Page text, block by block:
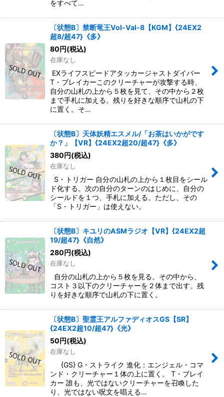
をすべて…
〔状態B〕禁断竜王Vol-Val-8【KGM】{24EX2
超8/超47}《多》
80 円(税込)
在庫なし
EXライフスピードアタッカージャストダイバー
T・ブレイカーこのクリーチャーが攻撃する時、
自分の山札の上から５枚を見て、その中から２枚
まで手札に加える。残りを好きな順序で山札の下
に置く。そ…
〔状態B〕天体妖精エスメル/「お茶はいかがです
か？」【VR】{24EX2超20/超47}《多》
380 円(税込)
在庫なし
S・トリガー 自分の山札の上から１枚目をシール
ド化する。次の自分のターンのはじめに、自分の
シールドを１つ、手札に加える。ただし、その
「S・トリガー」は使えない。
〔状態B〕キユリのASMラジオ【VR】{24EX2超
19/超47}《自然》
280 円(税込)
在庫なし
自分の山札の上から５枚を見る。その中から、
コスト３以下のクリーチャーを２体まで出す。残
りを好きな順序で山札の下に置く。
〔状態B〕聖霊王アルファディオスGS【SR】
{24EX2超10/超47}《光》
50 円(税込)
在庫なし
{GS} G・ストライク 進化：エンジェル・コマ
ンド・クリーチャー１体の上に置く。 T・ブレイ
カー 誰も、光ではないクリーチャーを召喚した
り、光ではない呪文を唱える…